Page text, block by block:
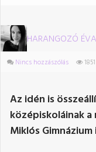
HARANGOZÓ ÉVA
Nincs hozzászólás 1851
Az idén is
középiskoláinak a
Miklós